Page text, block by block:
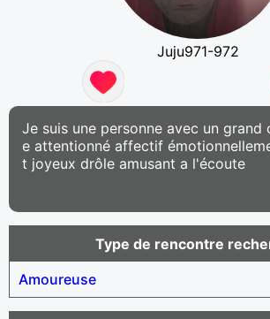
Juju971-972
Je suis une personne avec un grand
e attentionné affectif
t joyeux drôle amusant a l'écoute
Type de rencontre
Amoureuse